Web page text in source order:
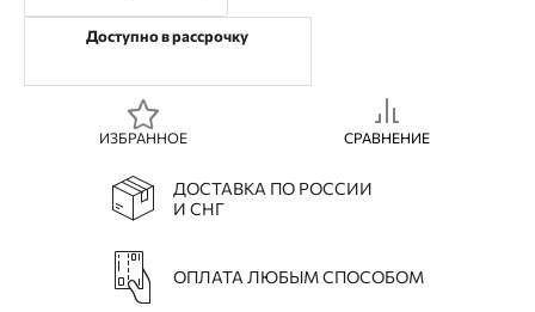
Доступно в рассрочку
ИЗБРАННОЕ СРАВНЕНИЕ
ДОСТАВКА ПО РОССИИ
И СНГ
ОПЛАТА ЛЮБЫМ СПОСОБОМ